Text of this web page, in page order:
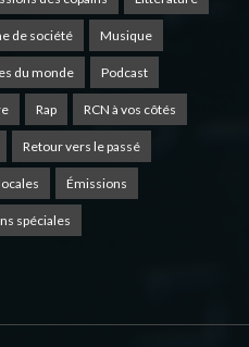
de société Musique
du monde Podcast
Rap RCN à vos côtés
Retour vers le passé
Émissions
spéciales